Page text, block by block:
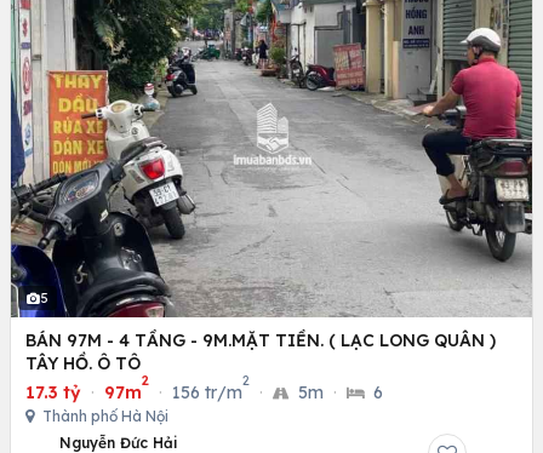
5
BÁN 97M - 4 TẦNG - 9M.MẶT TIỀN. ( LẠC LONG QUÂN )
TÂY HỒ. Ô TÔ
17.3 tỷ · 97m
2
· 156 tr/m
2
· 5m · 6
Thành phố Hà Nội
Nguyễn Đức Hải